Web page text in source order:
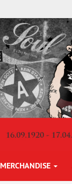
MERCHANDISE